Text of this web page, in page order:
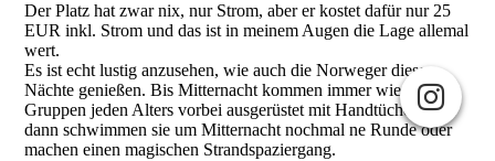
Der Platz hat zwar nix, nur Strom, aber er kostet dafür nur 25
EUR inkl. Strom und das ist in meinem Augen die Lage allemal
wert.
Es ist echt lustig anzusehen, wie auch die Norweger diese
Nächte genießen. Bis Mitternacht kommen immer wieder
Gruppen jeden Alters vorbei ausgerüstet mit Handtüchern und
dann schwimmen sie um Mitternacht nochmal ne Runde oder
machen einen magischen Strandspaziergang.